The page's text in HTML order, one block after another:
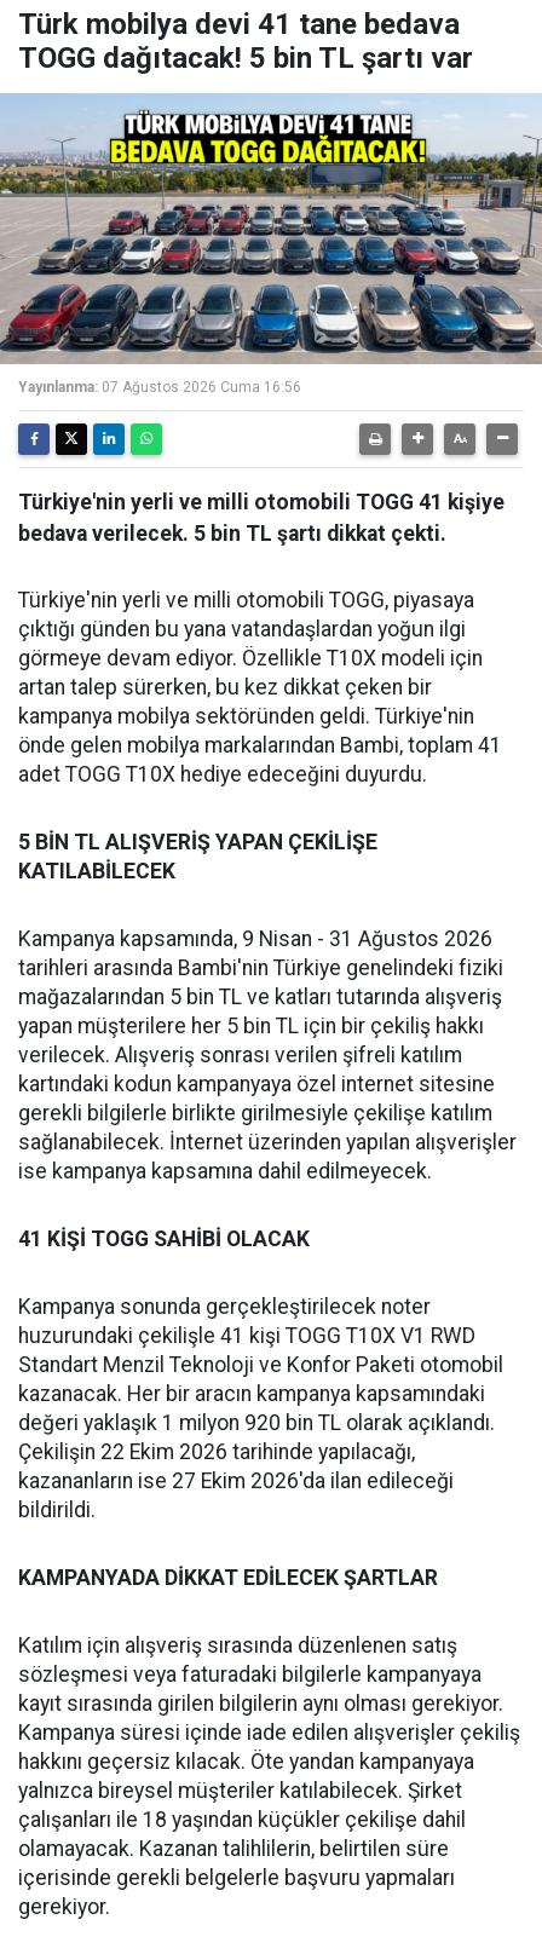
Türk mobilya devi 41 tane bedava
TOGG dağıtacak! 5 bin TL şartı var
Yayınlanma: 07 Ağustos 2026 Cuma 16:56
Türkiye'nin yerli ve milli otomobili TOGG 41 kişiye
bedava verilecek. 5 bin TL şartı dikkat çekti.
Türkiye'nin yerli ve milli otomobili TOGG, piyasaya
çıktığı günden bu yana vatandaşlardan yoğun ilgi
görmeye devam ediyor. Özellikle T10X modeli için
artan talep sürerken, bu kez dikkat çeken bir
kampanya mobilya sektöründen geldi. Türkiye'nin
önde gelen mobilya markalarından Bambi, toplam 41
adet TOGG T10X hediye edeceğini duyurdu.
5 BİN TL ALIŞVERİŞ YAPAN ÇEKİLİŞE
KATILABİLECEK
Kampanya kapsamında, 9 Nisan - 31 Ağustos 2026
tarihleri arasında Bambi'nin Türkiye genelindeki fiziki
mağazalarından 5 bin TL ve katları tutarında alışveriş
yapan müşterilere her 5 bin TL için bir çekiliş hakkı
verilecek. Alışveriş sonrası verilen şifreli katılım
kartındaki kodun kampanyaya özel internet sitesine
gerekli bilgilerle birlikte girilmesiyle çekilişe katılım
sağlanabilecek. İnternet üzerinden yapılan alışverişler
ise kampanya kapsamına dahil edilmeyecek.
41 KİŞİ TOGG SAHİBİ OLACAK
Kampanya sonunda gerçekleştirilecek noter
huzurundaki çekilişle 41 kişi TOGG T10X V1 RWD
Standart Menzil Teknoloji ve Konfor Paketi otomobil
kazanacak. Her bir aracın kampanya kapsamındaki
değeri yaklaşık 1 milyon 920 bin TL olarak açıklandı.
Çekilişin 22 Ekim 2026 tarihinde yapılacağı,
kazananların ise 27 Ekim 2026'da ilan edileceği
bildirildi.
KAMPANYADA DİKKAT EDİLECEK ŞARTLAR
Katılım için alışveriş sırasında düzenlenen satış
sözleşmesi veya faturadaki bilgilerle kampanyaya
kayıt sırasında girilen bilgilerin aynı olması gerekiyor.
Kampanya süresi içinde iade edilen alışverişler çekiliş
hakkını geçersiz kılacak. Öte yandan kampanyaya
yalnızca bireysel müşteriler katılabilecek. Şirket
çalışanları ile 18 yaşından küçükler çekilişe dahil
olamayacak. Kazanan talihlilerin, belirtilen süre
içerisinde gerekli belgelerle başvuru yapmaları
gerekiyor.